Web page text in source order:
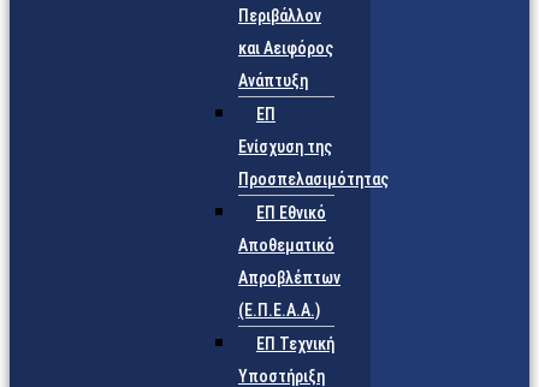
Περιβάλλον
και Αειφόρος
Ανάπτυξη
ΕΠ
Ενίσχυση της
Προσπελασιμότητας
ΕΠ Εθνικό
Αποθεματικό
Απροβλέπτων
(Ε.Π.Ε.Α.Α.)
ΕΠ Τεχνική
Υποστήριξη